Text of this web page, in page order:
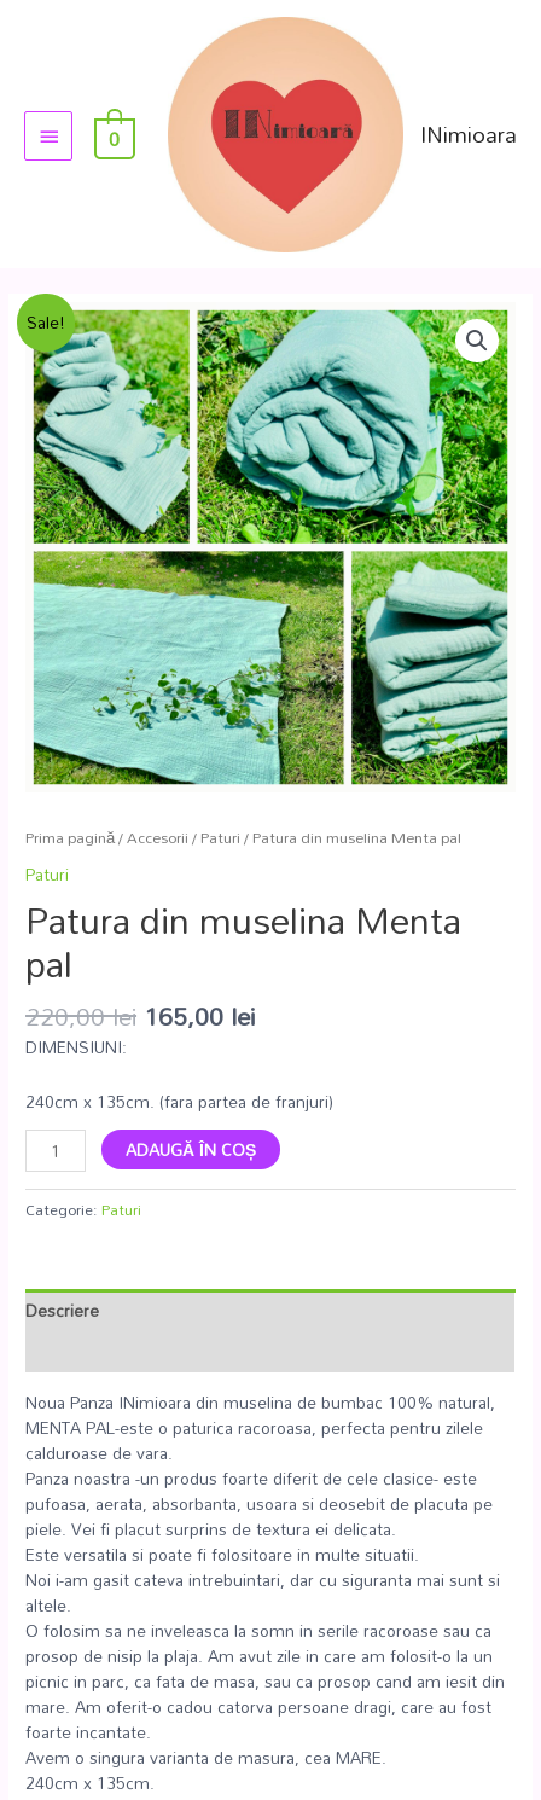
INimioara
0
Sale!
Prima pagină/Accesorii/Paturi/ Patura din muselina Menta pal
Paturi
Patura din muselina Menta
pal
220,00lei 165,00 lei
DIMENSIUNI:
240cm x 135cm. (fara partea de franjuri)
ADAUGĂ ÎN COȘ
Categorie:Paturi
Descriere
Noua Panza INimioara din muselina de bumbac 100% natural,
MENTA PAL-este o paturica racoroasa, perfecta pentru zilele
calduroase de vara.
Panza noastra -un produs foarte diferit de cele clasice- este
pufoasa, aerata, absorbanta, usoara si deosebit de placuta pe
piele. Vei fi placut surprins de textura ei delicata.
Este versatila si poate fi folositoare in multe situatii.
Noi i-am gasit cateva intrebuintari, dar cu siguranta mai sunt si
altele.
O folosim sa ne inveleasca la somn in serile racoroase sau ca
prosop de nisip la plaja. Am avut zile in care am folosit-o la un
picnic in parc, ca fata de masa, sau ca prosop cand am iesit din
mare. Am oferit-o cadou catorva persoane dragi, care au fost
foarte incantate.
Avem o singura varianta de masura, cea MARE.
240cm x 135cm.